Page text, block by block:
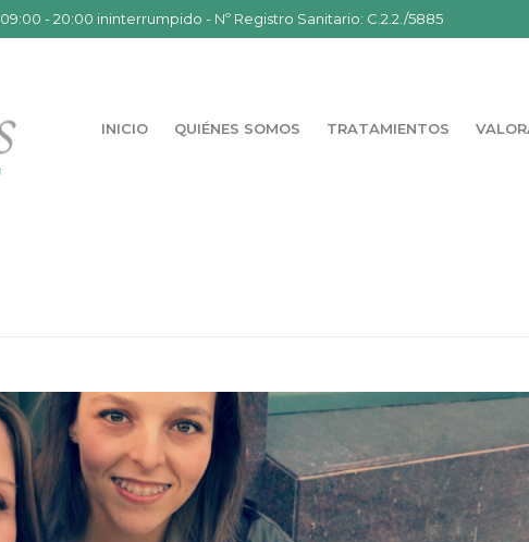
09:00 - 20:00 ininterrumpido - Nº Registro Sanitario: C.2.2./5885
INICIO QUIÉNES SOMOS TRATAMIENTOS